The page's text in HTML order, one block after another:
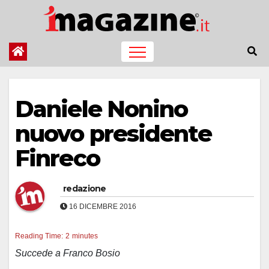
contenuto
Daniele Nonino
nuovo presidente
Finreco
redazione
16 DICEMBRE 2016
Reading Time: 2 minutes
Succede a Franco Bosio